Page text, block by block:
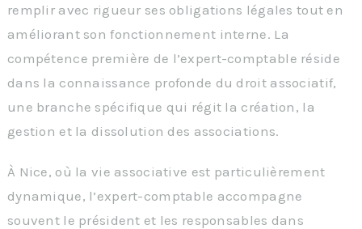
remplir avec rigueur ses obligations légales tout en
améliorant son fonctionnement interne. La
compétence première de l’expert-comptable réside
dans la connaissance profonde du droit associatif,
une branche spécifique qui régit la création, la
gestion et la dissolution des associations.
À Nice, où la vie associative est particulièrement
dynamique, l’expert-comptable accompagne
souvent le président et les responsables dans